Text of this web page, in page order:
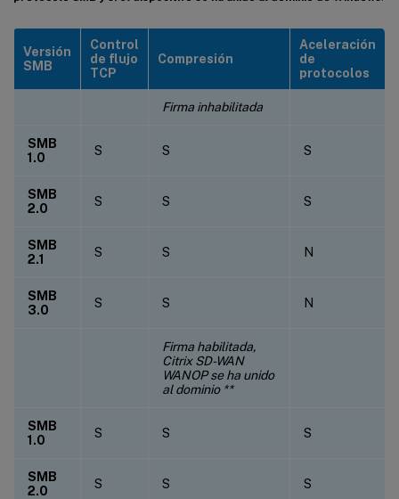
Versión
SMB
Control
de flujo
TCP
Compresión
Aceleración
de
protocolos
Firma inhabilitada
SMB
1.0
S S S
SMB
2.0
S S S
SMB
2.1
S S N
SMB
3.0
S S N
Firma habilitada,
Citrix SD-WAN
WANOP se ha unido
al dominio **
SMB
1.0
S S S
SMB
2.0
S S S